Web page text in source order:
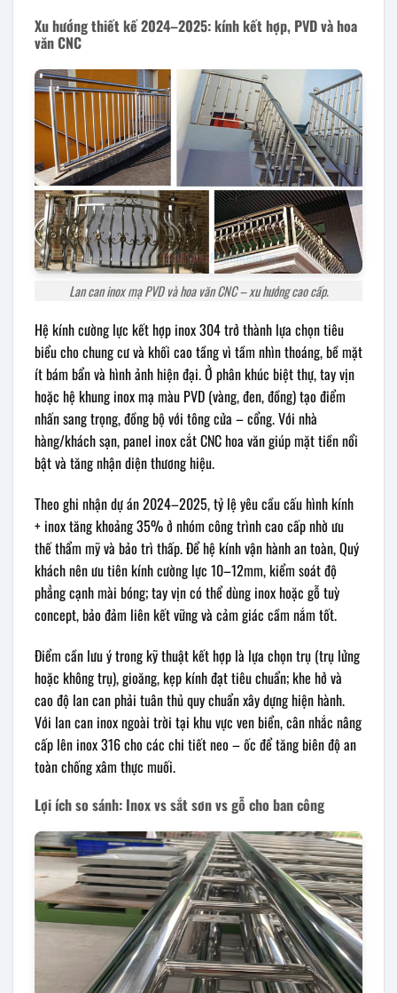
Xu hướng thiết kế 2024–2025: kính kết hợp, PVD và hoa
văn CNC
Lan can inox mạ PVD và hoa văn CNC – xu hướng cao cấp.
Hệ kính cường lực kết hợp inox 304 trở thành lựa chọn tiêu
biểu cho chung cư và khối cao tầng vì tầm nhìn thoáng, bề mặt
ít bám bẩn và hình ảnh hiện đại. Ở phân khúc biệt thự, tay vịn
hoặc hệ khung inox mạ màu PVD (vàng, đen, đồng) tạo điểm
nhấn sang trọng, đồng bộ với tông cửa – cổng. Với nhà
hàng/khách sạn, panel inox cắt CNC hoa văn giúp mặt tiền nổi
bật và tăng nhận diện thương hiệu.
Theo ghi nhận dự án 2024–2025, tỷ lệ yêu cầu cấu hình kính
+ inox tăng khoảng 35% ở nhóm công trình cao cấp nhờ ưu
thế thẩm mỹ và bảo trì thấp. Để hệ kính vận hành an toàn, Quý
khách nên ưu tiên kính cường lực 10–12mm, kiểm soát độ
phẳng cạnh mài bóng; tay vịn có thể dùng inox hoặc gỗ tuỳ
concept, bảo đảm liên kết vững và cảm giác cầm nắm tốt.
Điểm cần lưu ý trong kỹ thuật kết hợp là lựa chọn trụ (trụ lửng
hoặc không trụ), gioăng, kẹp kính đạt tiêu chuẩn; khe hở và
cao độ lan can phải tuân thủ quy chuẩn xây dựng hiện hành.
Với lan can inox ngoài trời tại khu vực ven biển, cân nhắc nâng
cấp lên inox 316 cho các chi tiết neo – ốc để tăng biên độ an
toàn chống xâm thực muối.
Lợi ích so sánh: Inox vs sắt sơn vs gỗ cho ban công